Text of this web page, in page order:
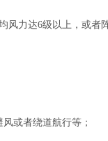
力达6级以上，或者
或者绕道航行等；